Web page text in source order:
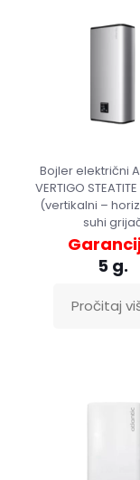
Bojler električni
VERTIGO
(vertikalni –
suhi
5 g.
Pročitaj